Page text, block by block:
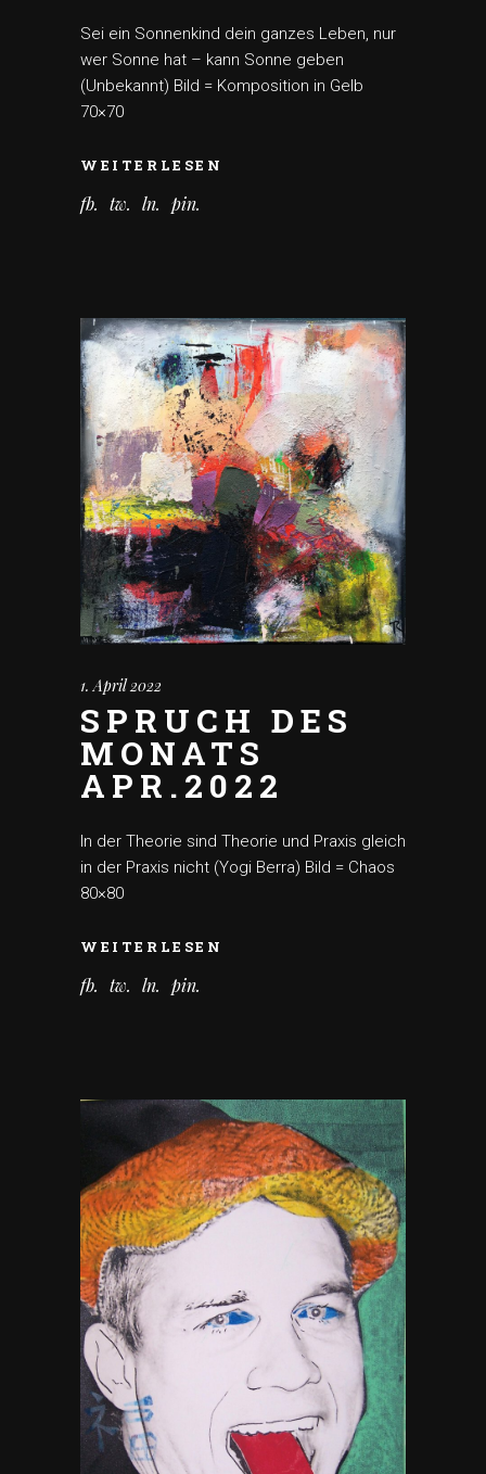
Sei ein Sonnenkind dein ganzes Leben, nur
wer Sonne hat – kann Sonne geben
(Unbekannt) Bild = Komposition in Gelb
70×70
WEITERLESEN
fb tw ln pin
1. April 2022
SPRUCH DES
MONATS
APR.2022
In der Theorie sind Theorie und Praxis gleich
in der Praxis nicht (Yogi Berra) Bild = Chaos
80×80
WEITERLESEN
fb tw ln pin